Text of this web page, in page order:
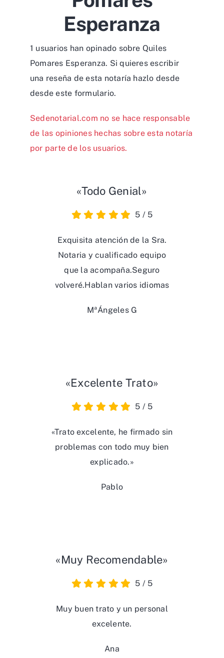
Esperanza
1 usuarios han opinado sobre Quiles
Pomares Esperanza. Si quieres escribir
una reseña de esta notaría hazlo desde
desdeeste formulario.
Sedenotarial.com no se hace responsable
de las opiniones hechas sobre esta notaría
por parte de los usuarios.
«Todo Genial»
5 / 5
Exquisita atención de la Sra.
Notaria y cualificado equipo
que la acompaña.Seguro
volveré.Hablan varios idiomas
MªÁngeles G
«Excelente Trato»
5 / 5
«Trato excelente, he firmado sin
problemas con todo muy bien
explicado.»
Pablo
«Muy Recomendable»
5 / 5
Muy buen trato y un personal
excelente.
Ana